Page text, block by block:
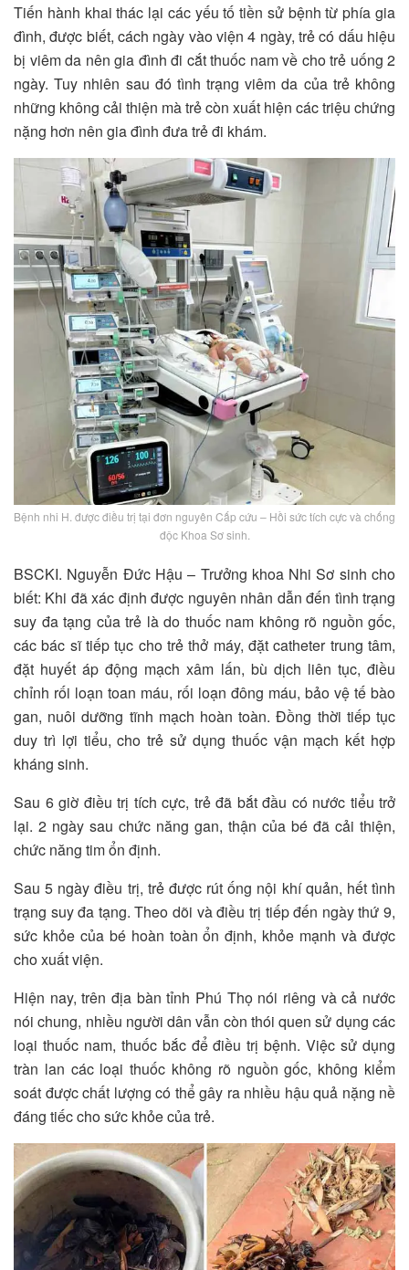
Tiến hành khai thác lại các yếu tố tiền sử bệnh từ phía gia
đình, được biết, cách ngày vào viện 4 ngày, trẻ có dấu hiệu
bị viêm da nên gia đình đi cắt thuốc nam về cho trẻ uống 2
ngày. Tuy nhiên sau đó tình trạng viêm da của trẻ không
những không cải thiện mà trẻ còn xuất hiện các triệu chứng
nặng hơn nên gia đình đưa trẻ đi khám.
Bệnh nhi H. được điều trị tại đơn nguyên Cấp cứu – Hồi sức tích cực và chống
độc Khoa Sơ sinh.
BSCKI. Nguyễn Đức Hậu – Trưởng khoa Nhi Sơ sinh cho
biết: Khi đã xác định được nguyên nhân dẫn đến tình trạng
suy đa tạng của trẻ là do thuốc nam không rõ nguồn gốc,
các bác sĩ tiếp tục cho trẻ thở máy, đặt catheter trung tâm,
đặt huyết áp động mạch xâm lấn, bù dịch liên tục, điều
chỉnh rối loạn toan máu, rối loạn đông máu, bảo vệ tế bào
gan, nuôi dưỡng tĩnh mạch hoàn toàn. Đồng thời tiếp tục
duy trì lợi tiểu, cho trẻ sử dụng thuốc vận mạch kết hợp
kháng sinh.
Sau 6 giờ điều trị tích cực, trẻ đã bắt đầu có nước tiểu trở
lại. 2 ngày sau chức năng gan, thận của bé đã cải thiện,
chức năng tim ổn định.
Sau 5 ngày điều trị, trẻ được rút ống nội khí quản, hết tình
trạng suy đa tạng. Theo dõi và điều trị tiếp đến ngày thứ 9,
sức khỏe của bé hoàn toàn ổn định, khỏe mạnh và được
cho xuất viện.
Hiện nay, trên địa bàn tỉnh Phú Thọ nói riêng và cả nước
nói chung, nhiều người dân vẫn còn thói quen sử dụng các
loại thuốc nam, thuốc bắc để điều trị bệnh. Việc sử dụng
tràn lan các loại thuốc không rõ nguồn gốc, không kiểm
soát được chất lượng có thể gây ra nhiều hậu quả nặng nề
đáng tiếc cho sức khỏe của trẻ.